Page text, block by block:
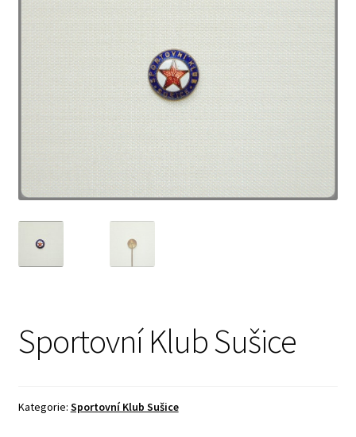
Sportovní Klub Sušice
Kategorie: Sportovní Klub Sušice